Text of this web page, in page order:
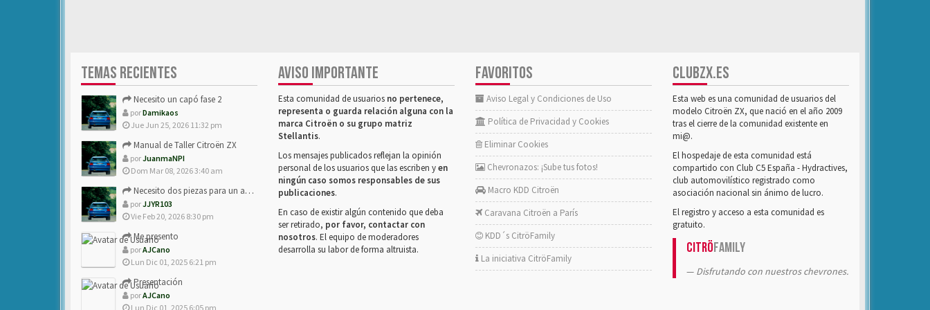
TEMAS RECIENTES
Necesito un capó fase 2
porDamikaos
Jue Jun 25, 2026 11:32 pm
Manual de Taller Citroën ZX
porJuanmaNPI
Dom Mar 08, 2026 3:40 am
Necesito dos piezas para un amigo con ZX.
porJJYR103
Vie Feb 20, 2026 8:30 pm
Me presento
porAJCano
Lun Dic 01, 2025 6:21 pm
Presentación
porAJCano
Lun Dic 01, 2025 6:05 pm
AVISO IMPORTANTE
Esta comunidad de usuarios no pertenece,
representa o guarda relación alguna con la
marca Citroën o su grupo matriz
Stellantis.
Los mensajes publicados reflejan la opinión
personal de los usuarios que las escriben yen
ningún caso somos responsables de sus
publicaciones.
En caso de existir algún contenido que deba
ser retirado, por favor, contactar con
nosotros. El equipo de moderadores
desarrolla su labor de forma altruista.
FAVORITOS
Aviso Legal y Condiciones de Uso
Política de Privacidad y Cookies
Eliminar Cookies
Chevronazos: ¡Sube tus fotos!
Macro KDD Citroën
Caravana Citroën a París
KDD´s CitröFamily
La iniciativa CitröFamily
CLUBZX.ES
Esta web es una comunidad de usuarios del
modelo Citroën ZX, que nació en el año 2009
tras el cierre de la comunidad existente en
mi@.
El hospedaje de esta comunidad está
compartido con Club C5 España - Hydractives,
club automovilístico registrado como
asociación nacional sin ánimo de lucro.
El registro y acceso a esta comunidad es
gratuito.
CitröFamily
Disfrutando con nuestros chevrones.